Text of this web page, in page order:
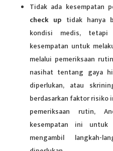
Tidak ada kesempatan
check up tidak hanya
kondisi medis, tetapi
kesempatan untuk
melalui pemeriksaan
nasihat tentang gaya
diperlukan, atau
berdasarkan faktor risiko
pemeriksaan rutin,
kesempatan ini untuk
mengambil langkah-